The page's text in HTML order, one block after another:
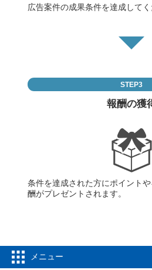
広告案件の成果条件を達成してく
STEP3
報酬の獲
条件を達成された方にポイント
酬がプレゼントされます。
メニュー